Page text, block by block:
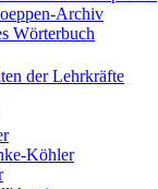
Archiv
Wörterbuch
der Lehrkräfte
Köhler